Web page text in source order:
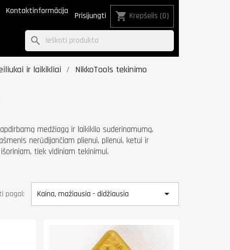
Kontaktinformācija Prisijungti shopping_cart Krepšelis (0)
search
ir laikikliai
NikkoTools tekinimo
medžiagą ir laikiklio suderinamumą.
nerūdijančiam plienui, plienui, ketui ir
tiek vidiniam tekinimui.
pagal: Kaina, mažiausia - didžiausia 